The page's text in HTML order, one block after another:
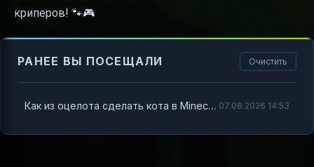
криперов! 🐾🎮
РАНЕЕ ВЫ ПОСЕЩАЛИ Очистить
Как из оцелота сделать кота в Minecraft — полный гайд с секретами и лайфхаками 07.08.2026 14:53